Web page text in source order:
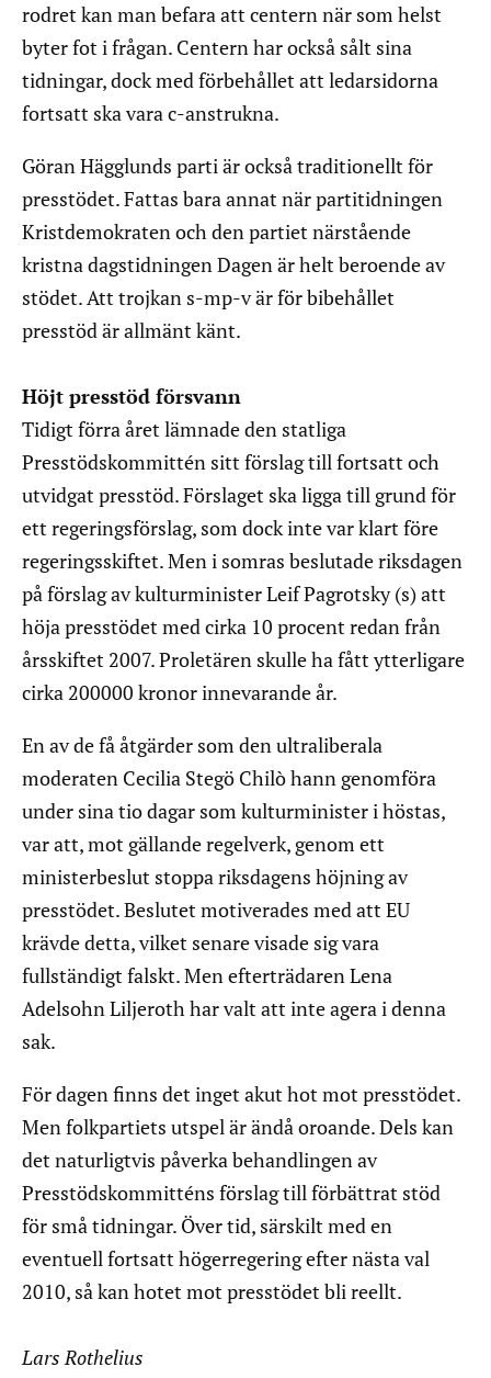
rodret kan man befara att centern när som helst
byter fot i frågan. Centern har också sålt sina
tidningar, dock med förbehållet att ledarsidorna
fortsatt ska vara c-anstrukna.
Göran Hägglunds parti är också traditionellt för
presstödet. Fattas bara annat när partitidningen
Kristdemokraten och den partiet närstående
kristna dagstidningen Dagen är helt beroende av
stödet. Att trojkan s-mp-v är för bibehållet
presstöd är allmänt känt.
Höjt presstöd försvann
Tidigt förra året lämnade den statliga
Presstödskommittén sitt förslag till fortsatt och
utvidgat presstöd. Förslaget ska ligga till grund för
ett regeringsförslag, som dock inte var klart före
regeringsskiftet. Men i somras beslutade riksdagen
på förslag av kulturminister Leif Pagrotsky (s) att
höja presstödet med cirka 10 procent redan från
årsskiftet 2007. Proletären skulle ha fått ytterligare
cirka 200000 kronor innevarande år.
En av de få åtgärder som den ultraliberala
moderaten Cecilia Stegö Chilò hann genomföra
under sina tio dagar som kulturminister i höstas,
var att, mot gällande regelverk, genom ett
ministerbeslut stoppa riksdagens höjning av
presstödet. Beslutet motiverades med att EU
krävde detta, vilket senare visade sig vara
fullständigt falskt. Men efterträdaren Lena
Adelsohn Liljeroth har valt att inte agera i denna
sak.
För dagen finns det inget akut hot mot presstödet.
Men folkpartiets utspel är ändå oroande. Dels kan
det naturligtvis påverka behandlingen av
Presstödskommitténs förslag till förbättrat stöd
för små tidningar. Över tid, särskilt med en
eventuell fortsatt högerregering efter nästa val
2010, så kan hotet mot presstödet bli reellt.
Lars Rothelius